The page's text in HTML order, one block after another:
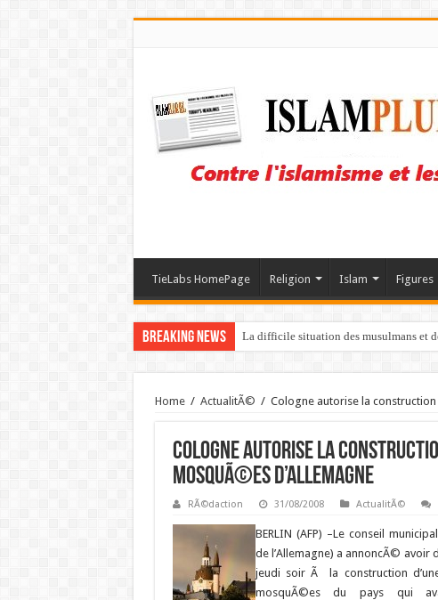
TieLabs HomePage Religion Islam Figures
Breaking News La difficile situation des musulmans et
Home / ActualitÃ© / Cologne autorise la
Cologne autorise la
mosquÃ©es d’Allemagne
RÃ©daction 31/08/2008 ActualitÃ©
BERLIN (AFP) –Le conseil
de l’Allemagne) a annoncÃ© avoir
jeudi soir Ã la construction
mosquÃ©es du pays qui